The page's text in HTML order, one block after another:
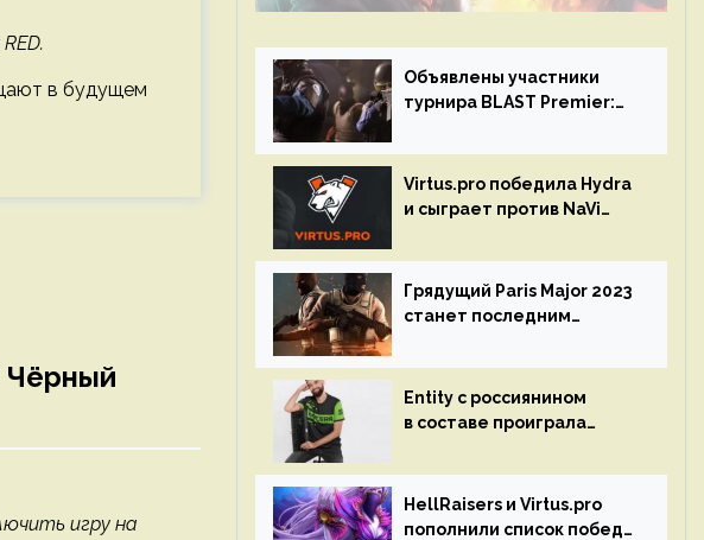
в будущем
Чёрный
игру на
Объявлены участники
турнира BLAST Premier:
Virtus.pro победила Hydra
и сыграет против NaVi
Circuit
Грядущий Paris Major 2023
станет последним
GO
Entity с россиянином
в составе проиграла
Circuit 2023
HellRaisers и Virtus.pro
пополнили список побед